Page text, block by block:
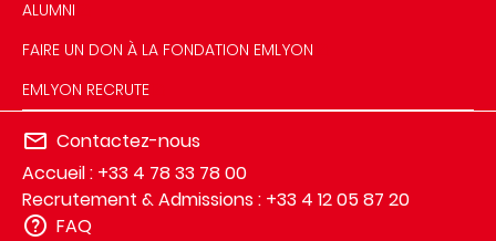
ALUMNI
FAIRE UN DON À LA FONDATION EMLYON
EMLYON RECRUTE
Contactez-nous
Accueil : +33 4 78 33 78 00
Recrutement & Admissions : +33 4 12 05 87 20
FAQ